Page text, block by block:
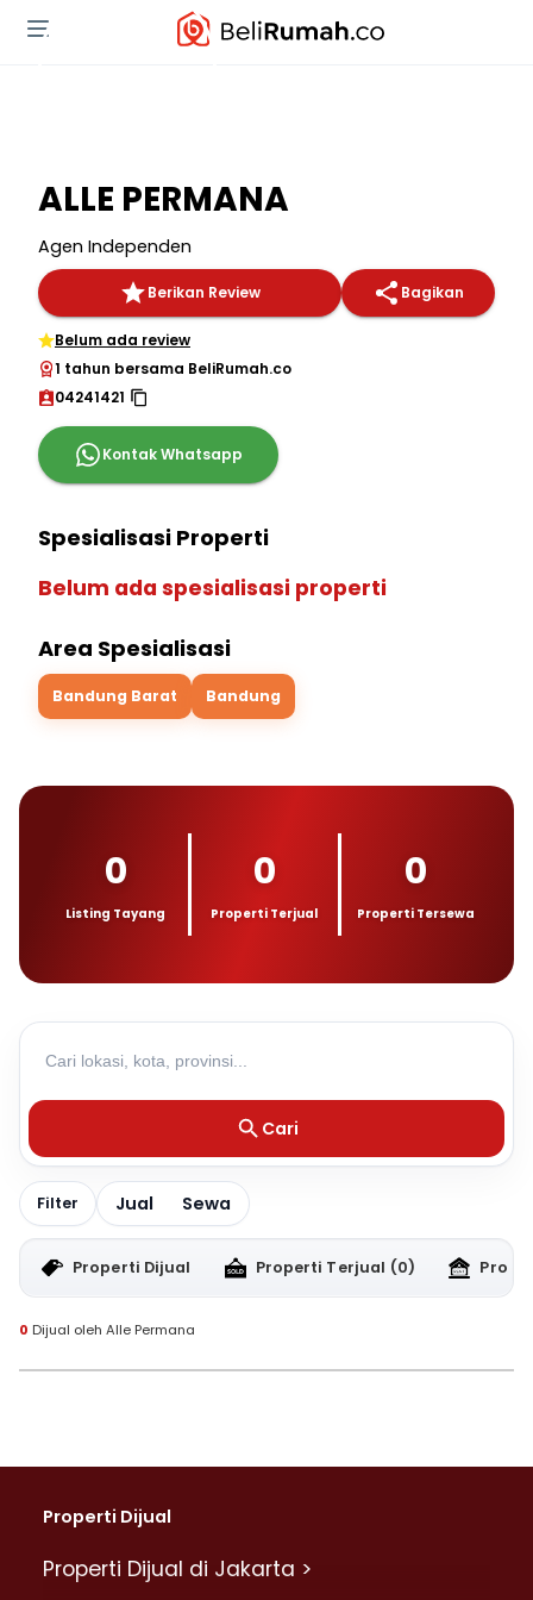
ALLE PERMANA
Agen Independen
Berikan Review Bagikan
Belum ada review
1 tahun bersama BeliRumah.co
04241421
Kontak Whatsapp
Spesialisasi Properti
Belum ada spesialisasi properti
Area Spesialisasi
Bandung Barat Bandung
0
Listing Tayang
0
Properti Terjual
0
Properti Tersewa
Cari
Filter Jual Sewa
Properti Dijual Properti Terjual (0)
0 Dijual oleh Alle Permana
Properti Dijual
Properti Dijual di Jakarta >